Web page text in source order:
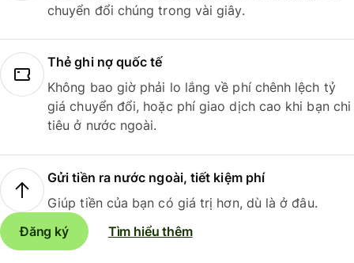
chuyển đổi chúng trong vài giây.
Thẻ ghi nợ quốc tế
Không bao giờ phải lo lắng về phí chênh lệch tỷ
giá chuyển đổi, hoặc phí giao dịch cao khi bạn chi
tiêu ở nước ngoài.
Gửi tiền ra nước ngoài, tiết kiệm phí
Giúp tiền của bạn có giá trị hơn, dù là ở đâu.
Đăng ký
Tìm hiểu thêm